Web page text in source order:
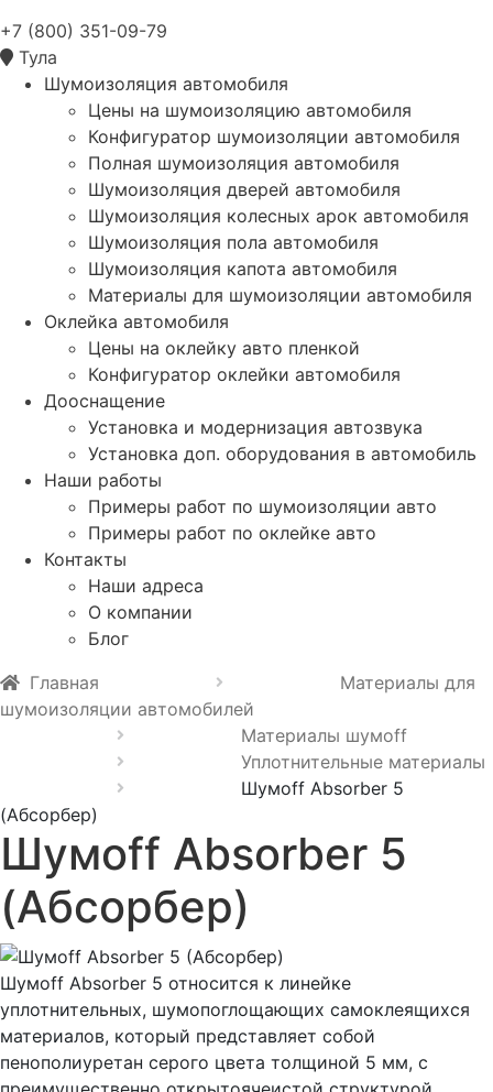
+7 (800) 351-09-79
Тула
Шумоизоляция автомобиля
Цены на шумоизоляцию автомобиля
Конфигуратор шумоизоляции автомобиля
Полная шумоизоляция автомобиля
Шумоизоляция дверей автомобиля
Шумоизоляция колесных арок автомобиля
Шумоизоляция пола автомобиля
Шумоизоляция капота автомобиля
Материалы для шумоизоляции автомобиля
Оклейка автомобиля
Цены на оклейку авто пленкой
Конфигуратор оклейки автомобиля
Дооснащение
Установка и модернизация автозвука
Установка доп. оборудования в автомобиль
Наши работы
Примеры работ по шумоизоляции авто
Примеры работ по оклейке авто
Контакты
Наши адреса
О компании
Блог
Главная
Материалы для
шумоизоляции автомобилей
Материалы шумoff
Уплотнительные материалы
Шумoff Absorber 5
(Абсорбер)
Шумoff Absorber 5
(Абсорбер)
Шумоff Absorber 5 относится к линейке
уплотнительных, шумопоглощающих самоклеящихся
материалов, который представляет собой
пенополиуретан серого цвета толщиной 5 мм, с